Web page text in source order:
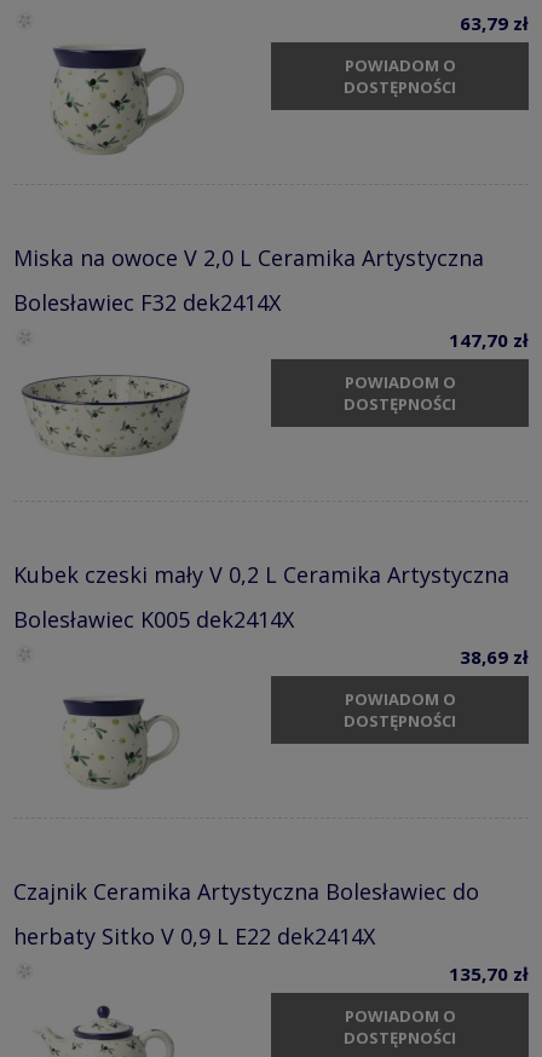
63,79 zł
POWIADOM O
DOSTĘPNOŚCI
Miska na owoce V 2,0 L Ceramika Artystyczna
Bolesławiec F32 dek2414X
147,70 zł
POWIADOM O
DOSTĘPNOŚCI
Kubek czeski mały V 0,2 L Ceramika Artystyczna
Bolesławiec K005 dek2414X
38,69 zł
POWIADOM O
DOSTĘPNOŚCI
Czajnik Ceramika Artystyczna Bolesławiec do
herbaty Sitko V 0,9 L E22 dek2414X
135,70 zł
POWIADOM O
DOSTĘPNOŚCI